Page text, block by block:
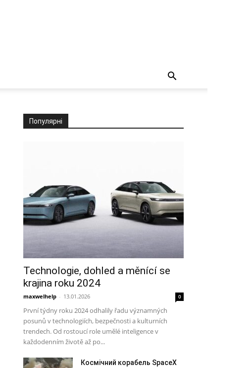
Популярні
Technologie, dohled a měnící se
krajina roku 2024
maxwelhelp - 13.01.2026 0
První týdny roku 2024 odhalily řadu významných
posunů v technologiích, bezpečnosti a kulturních
trendech. Od rostoucí role umělé inteligence v
každodenním životě až po...
Космічний корабель SpaceX